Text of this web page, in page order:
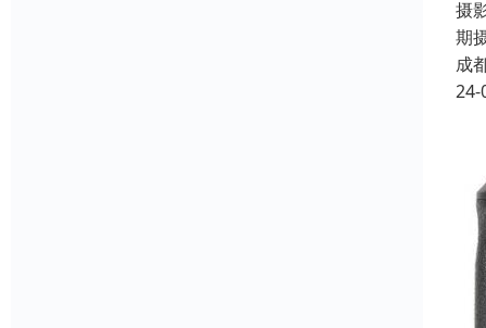
摄
期
成
24-